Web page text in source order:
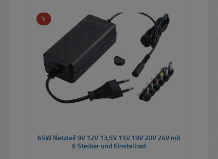
%Rabatt
65W Netzteil 9V 12V 13,5V 15V 19V 20V 24V mit
6 Stecker und Einstellrad